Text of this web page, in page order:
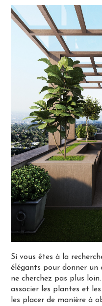
Si vous êtes à la
élégants pour donner un
ne cherchez pas plus
associer les plantes et
les placer de manière à